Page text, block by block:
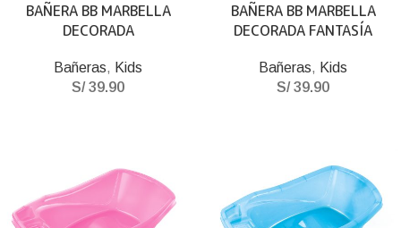
BAÑERA BB MARBELLA
DECORADA
Bañeras, Kids
S/39.90
BAÑERA BB MARBELLA
DECORADA FANTASÍA
Bañeras, Kids
S/39.90